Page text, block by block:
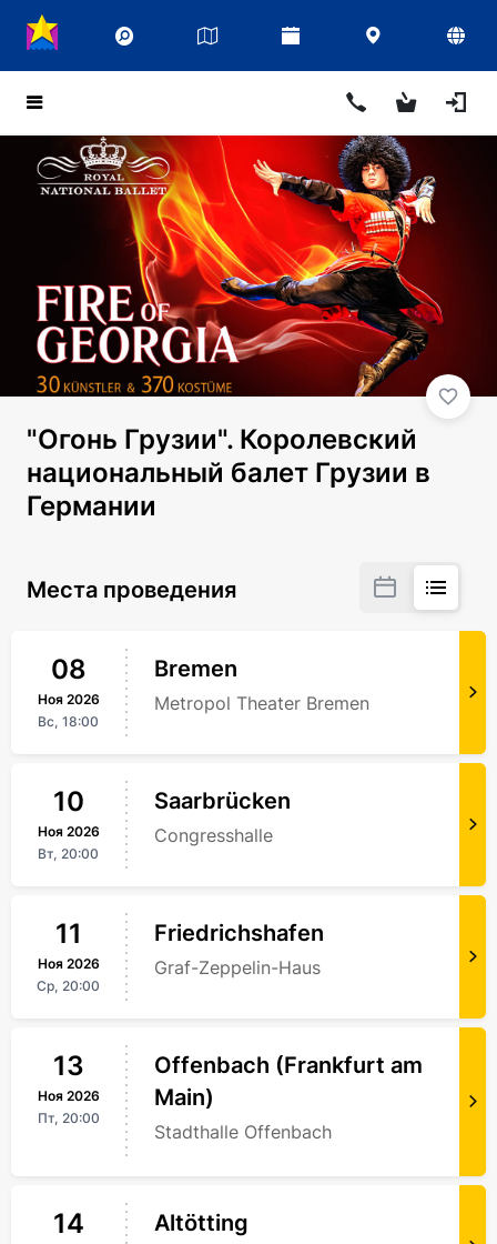
"Огонь Грузии". Королевский
национальный балет Грузии в
Германии
Места проведения
08
Ноя 2026
Вс, 18:00
Bremen
Metropol Theater Bremen
10
Ноя 2026
Вт, 20:00
Saarbrücken
Congresshalle
11
Ноя 2026
Ср, 20:00
Friedrichshafen
Graf-Zeppelin-Haus
13
Ноя 2026
Пт, 20:00
Offenbach (Frankfurt am
Main)
Stadthalle Offenbach
14 Altötting